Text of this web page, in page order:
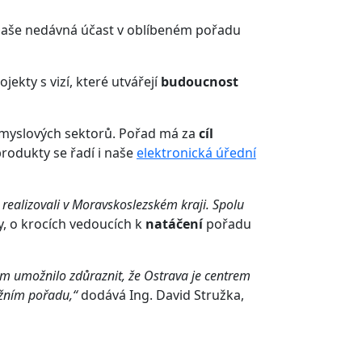
nedávná účast v oblíbeném pořadu
s vizí, které utvářejíbudoucnost
sektorů. Pořad má za cíl
se řadí i našeelektronická úřední
v Moravskoslezském kraji. Spolu
o krocích vedoucích k natáčenípořadu
umožnilo zdůraznit, že Ostrava je centrem
pořadu,“dodává Ing. David Stružka,